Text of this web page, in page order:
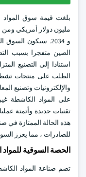
و 2034. سيكون
الصين متفجرا بسبب
استنادا إلى التصنيع
الطلب على منتجات
والإلكترونيات وتصنيع
على المواد الكاشطة
تقنيات جديدة وأتمتة
هذه الحالة الممتازة في
للصادرات ، مما يعزز
الحصة السوقية
تضم صناعة المواد